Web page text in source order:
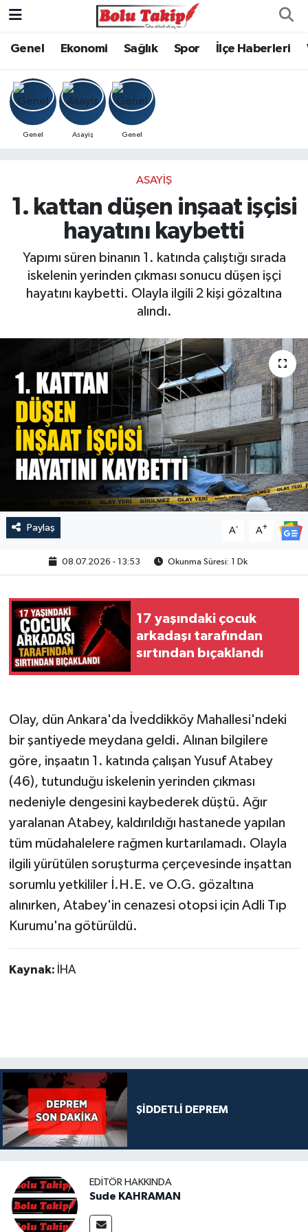
Genel Ekonomi Sağlık Spor İlçe Haberleri
Genel Asayiş Genel
ASAYIŞ
1. kattan düşen inşaat işçisi
hayatını kaybetti
Yapımı süren binanın 1. katında çalıştığı sırada
iskelenin yerinden çıkması sonucu düşen işçi
hayatını kaybetti. Olayla ilgili 2 kişi gözaltına
alındı.
Paylaş A- A+
08.07.2026 - 13:53 Okunma Süresi: 1 Dk
17 yaşındaki çocuk
arkadaşı tarafından
sırtından bıçaklandı
Olay, dün Ankara'da İveddikköy Mahallesi'ndeki
bir şantiyede meydana geldi. Alınan bilgilere
göre, inşaatın 1. katında çalışan Yusuf Atabey
(46), tutunduğu iskelenin yerinden çıkması
nedeniyle dengesini kaybederek düştü. Ağır
yaralanan Atabey, kaldırıldığı hastanede yapılan
tüm müdahalelere rağmen kurtarılamadı. Olayla
ilgili yürütülen soruşturma çerçevesinde inşattan
sorumlu yetkililer İ.H.E. ve O.G. gözaltına
alınırken, Atabey'in cenazesi otopsi için Adli Tıp
Kurumu'na götürüldü.
Kaynak: İHA
ŞİDDETLİ DEPREM
EDITÖR HAKKINDA
Sude KAHRAMAN